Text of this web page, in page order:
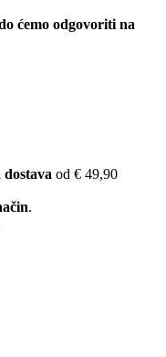
ćemo odgovoriti na
od € 49,90
.